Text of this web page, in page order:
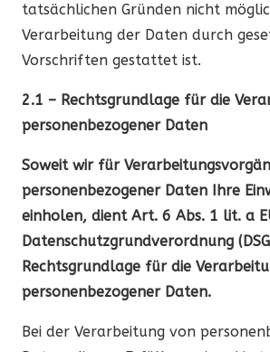
tatsächlichen Gründen nicht
Verarbeitung der Daten durch
Vorschriften gestattet ist.
2.1 – Rechtsgrundlage für die
personenbezogener Daten
Soweit wir für
personenbezogener Daten Ihre
einholen, dient Art. 6 Abs. 1 lit. a
Datenschutzgrundverordnung
Rechtsgrundlage für die
personenbezogener Daten.
Bei der Verarbeitung von